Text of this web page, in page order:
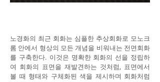
노경화의 최근 회화는 심플한 추상회화로 모노크
롬 안에서 형상의 모든 개념을 비워내는 전면회화
를 구축한다. 이것은 명확한 회화의 선을 정립하
여 회화의 표면을 재발견하는 것처럼, 표면에서
볼 때 형태와 구체화된 색을 제시하며 회화처럼